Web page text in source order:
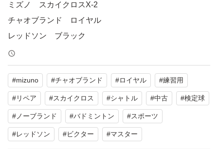
ミズノ スカイクロスX-2
チャオブランド ロイヤル
レッドソン ブラック
無印 （第二検定球相当）
リペアシャトルのS〜Bランク品のミックス品となりま
す。
無印以外は、日本バドミントン協会の第一種、第二種検定
#mizuno #チャオブランド #ロイヤル #練習用
#リペア #スカイクロス #シャトル #中古 #検定球
#ノーブランド #バドミントン #スポーツ
#レッドソン #ビクター #マスター